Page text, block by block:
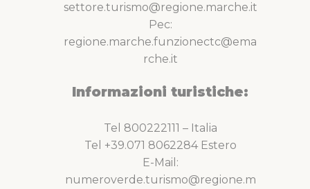
settore.turismo@regione.marche.it
Pec:
regione.marche.funzionectc@ema
rche.it
Informazioni turistiche:
Tel 800222111 – Italia
Tel +39.071 8062284 Estero
E-Mail:
numeroverde.turismo@regione.m